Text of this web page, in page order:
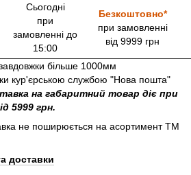
Сьогодні
при
замовленні до
15:00
Безкоштовно*
при замовленні
від 9999 грн
більше 1000мм
кур'єрською службою "Нова пошта"
на габаритний товар діє при
5999 грн.
не поширюється на асортимент ТМ
доставки